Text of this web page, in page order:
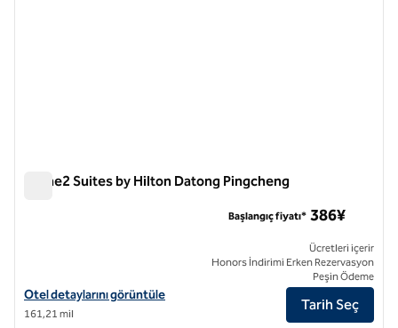
Home2 Suites by Hilton Datong Pingcheng
Home2 Suites by Hilton Datong Pingcheng için otel detaylarını
Otel detaylarını görüntüle
161,21 mil
Başlangıç fiyatı* 386¥
Ücretleri içerir
Honors İndirimi Erken Rezervasyon
Peşin Ödeme
Tarih Seç